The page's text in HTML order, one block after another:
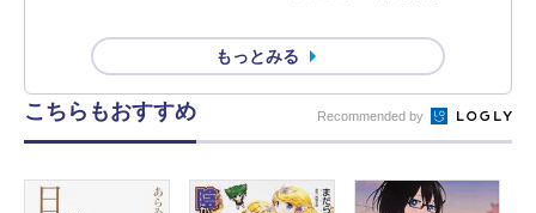
もっとみる
こちらもおすすめ Recommended by